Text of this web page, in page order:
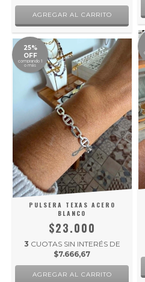
25%
OFF
comprando 1
o más
PULSERA TEXAS ACERO
BLANCO
$23.000
3 CUOTAS SIN INTERÉS DE
$7.666,67